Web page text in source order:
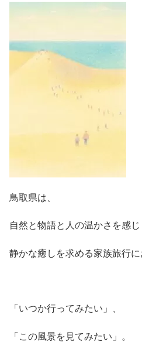
鳥取県は、
自然と物語と人の温かさを感じ
静かな癒しを求める家族旅行に
「いつか行ってみたい」、
「この風景を見てみたい」。